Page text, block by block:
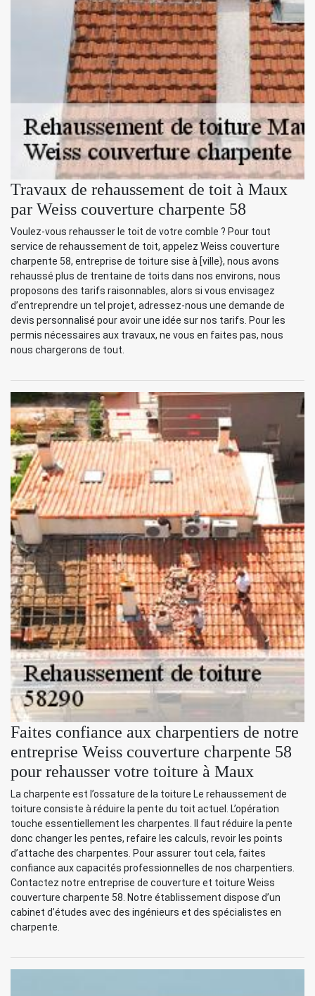
Travaux de rehaussement de toit à Maux
par Weiss couverture charpente 58
Voulez-vous rehausser le toit de votre comble ? Pour tout
service de rehaussement de toit, appelez Weiss couverture
charpente 58, entreprise de toiture sise à [ville}, nous avons
rehaussé plus de trentaine de toits dans nos environs, nous
proposons des tarifs raisonnables, alors si vous envisagez
d’entreprendre un tel projet, adressez-nous une demande de
devis personnalisé pour avoir une idée sur nos tarifs. Pour les
permis nécessaires aux travaux, ne vous en faites pas, nous
nous chargerons de tout.
Faites confiance aux charpentiers de notre
entreprise Weiss couverture charpente 58
pour rehausser votre toiture à Maux
La charpente est l’ossature de la toiture Le rehaussement de
toiture consiste à réduire la pente du toit actuel. L’opération
touche essentiellement les charpentes. Il faut réduire la pente
donc changer les pentes, refaire les calculs, revoir les points
d’attache des charpentes. Pour assurer tout cela, faites
confiance aux capacités professionnelles de nos charpentiers.
Contactez notre entreprise de couverture et toiture Weiss
couverture charpente 58. Notre établissement dispose d’un
cabinet d’études avec des ingénieurs et des spécialistes en
charpente.